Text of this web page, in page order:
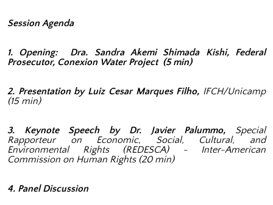
Session Agenda
1. Opening: Dra. Sandra Akemi Shimada Kishi, Federal
Prosecutor, Conexion Water Project (5 min)
2. Presentation by Luiz Cesar Marques Filho, IFCH/Unicamp
(15 min)
3. Keynote Speech by Dr. Javier Palummo, Special
Rapporteur on Economic, Social, Cultural, and
Environmental Rights (REDESCA) - Inter-American
Commission on Human Rights (20 min)
4. Panel Discussion